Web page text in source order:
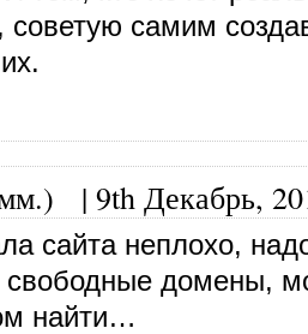
советую самим
| 9th Декабрь,
сайта неплохо,
свободные домены,
найти…